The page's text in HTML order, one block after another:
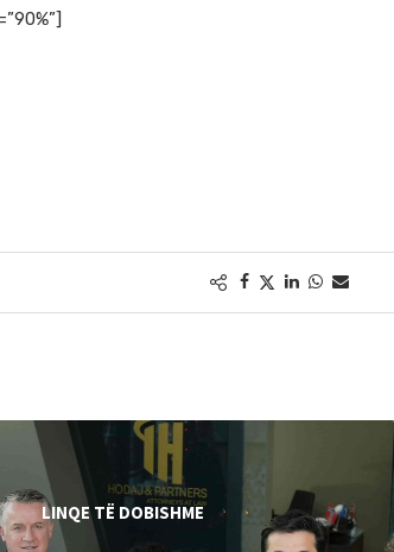
LINQE TË DOBISHME